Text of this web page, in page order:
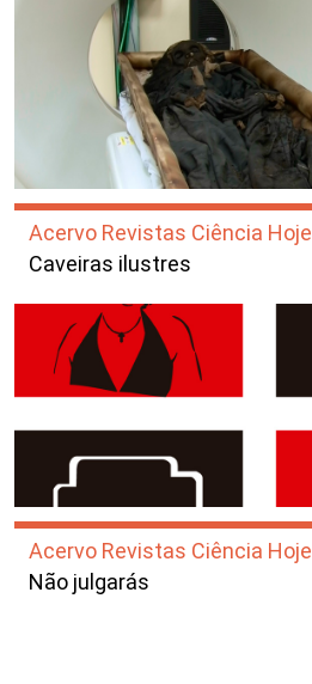
Acervo Revistas Ciência Hoje
Caveiras ilustres
Acervo Revistas Ciência Hoje
Não julgarás